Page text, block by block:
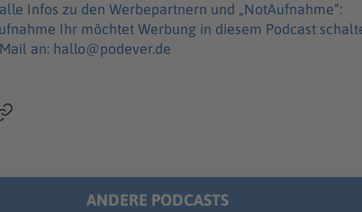
Infos zu den Werbepartnern und „NotAufnahme“:
Podcast schalten?
an: hallo@podever.de
ANDERE PODCASTS